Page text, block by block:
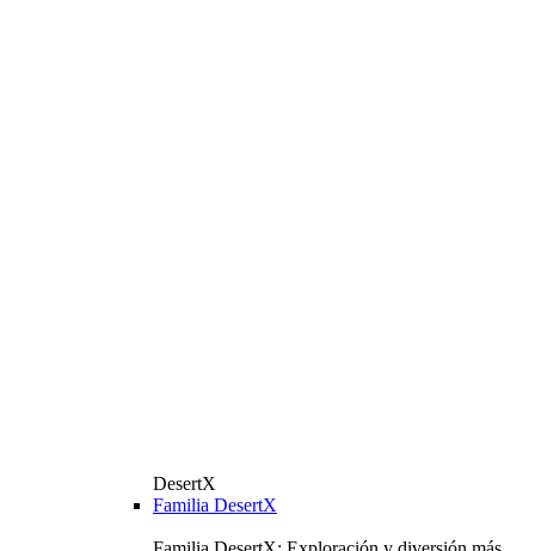
DesertX
Familia DesertX